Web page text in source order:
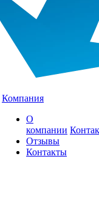
Компания
О
компании
Отзывы
Контакты